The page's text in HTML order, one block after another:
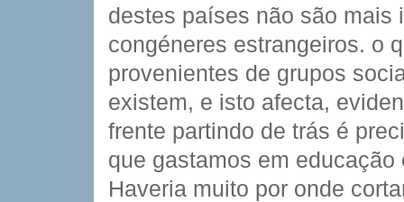
destes países não são mais
congéneres estrangeiros. o
provenientes de grupos
existem, e isto afecta,
frente partindo de trás é
que gastamos em
Haveria muito por onde